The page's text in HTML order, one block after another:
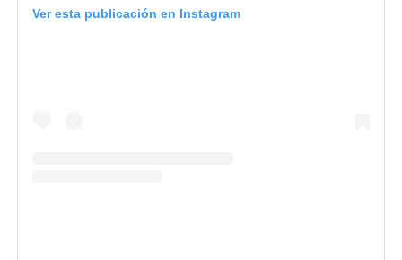
Ver esta publicación en Instagram